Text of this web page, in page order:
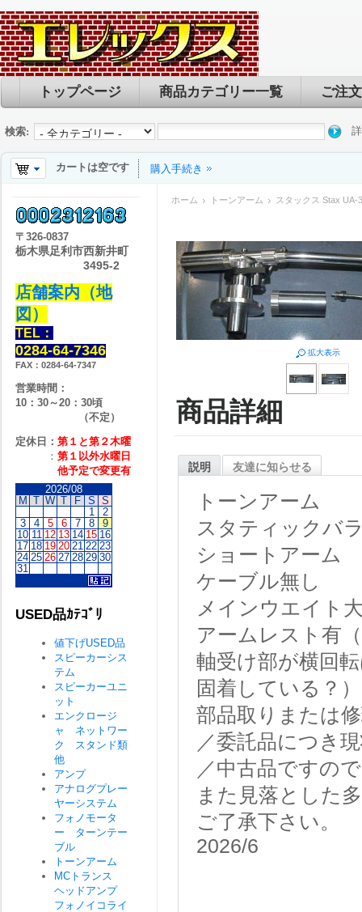
トップページ 商品カテゴリー一覧 ご注
検索:
カートは空です 購入手続き
ホーム トーンアーム スタックス Stax
拡大表示
商品詳細
説明 友達に知らせる
トーンアーム
スタティックバ
ショートアーム
ケーブル無し
メインウエイト
アームレスト有
軸受け部が横回
固着している？）
部品取りまたは
／委託品につき
／中古品ですの
また見落とした
ご了承下さい。
2026/6
〒 326-0837
栃木県足利市西新井町
3495-2
店舗案内（地
図）
TEL：
0284-64-7346
FAX：0284-64-7347
営業時間：
10：30～20：30頃
（不定）
定休日： 第１と第２木曜
： 第１以外水曜日
他予定で変更有
2026/08
M T W T F S S
1
2
3
4 5 6 7 8
9
10 11 12 13 14 15 16
17 18 19 20 21 22 23
24 25 26 27 28 29 30
31
USED品ｶﾃｺﾞﾘ
値下げUSED品
スピーカーシス
テム
スピーカーユニ
ット
エンクロージ
ャ ネットワー
ク スタンド類
他
アンプ
アナログプレー
ヤーシステム
フォノモータ
ー ターンテー
ブル
トーンアーム
MCトランス
ヘッドアンプ
フォノイコライ